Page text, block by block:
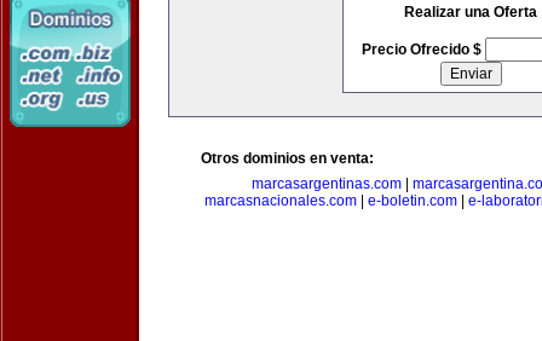
Realizar una Oferta
Precio Ofrecido $
Otros dominios en venta:
marcasargentinas.com
marcasnacionales.com| e-boletin.com| e-